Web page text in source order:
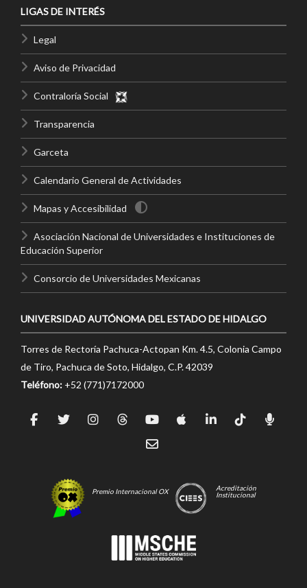
LIGAS DE INTERÉS
Legal
Aviso de Privacidad
Contraloría Social
Transparencia
Garceta
Calendario General de Actividades
Mapas y Accesibilidad
Asociación Nacional de Universidades e Instituciones de
Educación Superior
Consorcio de Universidades Mexicanas
UNIVERSIDAD AUTÓNOMA DEL ESTADO DE HIDALGO
Torres de Rectoría Pachuca-Actopan Km. 4.5, Colonia Campo
de Tiro, Pachuca de Soto, Hidalgo, C.P. 42039
Teléfono: +52 (771)7172000
Premio Internacional OX
Acreditación
Institucional